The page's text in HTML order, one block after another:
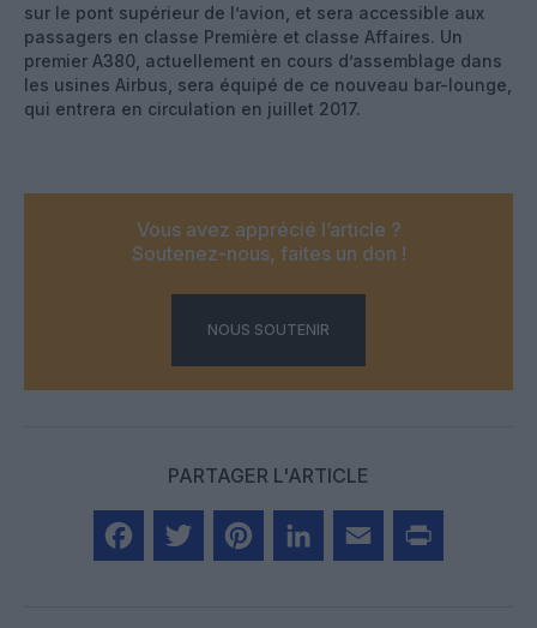
sur le pont supérieur de l’avion, et sera accessible aux
passagers en classe Première et classe Affaires. Un
premier A380, actuellement en cours d’assemblage dans
les usines Airbus, sera équipé de ce nouveau bar-lounge,
qui entrera en circulation en juillet 2017.
Vous avez apprécié l’article ?
Soutenez-nous, faites un don !
NOUS SOUTENIR
PARTAGER L'ARTICLE